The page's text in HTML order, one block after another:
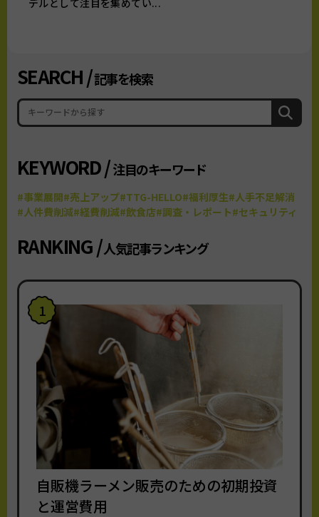
デルとして注目を集めてい...
SEARCH /記事を検索
KEYWORD /注目のキーワード
#事業展開#売上アップ#TTG-HELLO#福利厚生#人手不足解消
#人件費削減#経費削減#飲食店#調査・レポート#セキュリティ
RANKING /人気記事ランキング
1
自販機ラーメン販売のための初期投資
と運営費用